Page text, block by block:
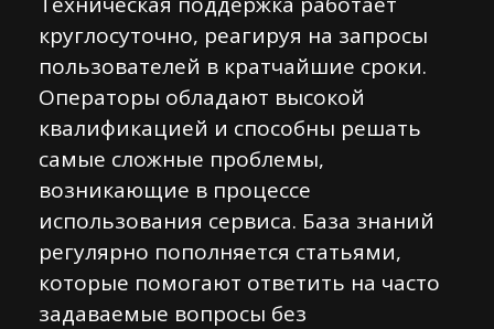
круглосуточно, реагируя на запросы
пользователей в кратчайшие сроки.
Операторы обладают высокой
квалификацией и способны решать
самые сложные проблемы,
возникающие в процессе
использования сервиса. База знаний
регулярно пополняется статьями,
которые помогают ответить на часто
задаваемые вопросы без